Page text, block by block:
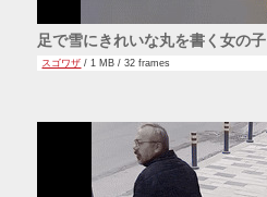
足で雪にきれいな丸を書く女の子
スゴワザ / 1 MB / 32 frames